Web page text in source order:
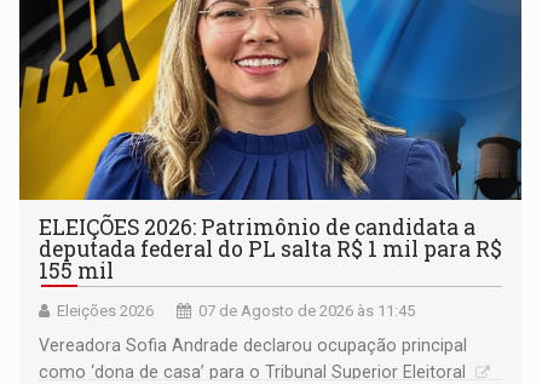
ELEIÇÕES 2026: Patrimônio de candidata a
deputada federal do PL salta R$ 1 mil para R$
155 mil
Eleições 2026 07 de Agosto de 2026 às 11:45
Vereadora Sofia Andrade declarou ocupação principal
como ‘dona de casa’ para o Tribunal Superior Eleitoral